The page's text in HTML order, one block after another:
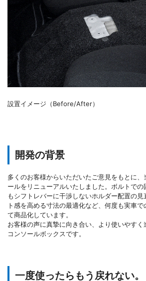
設置イメージ（Before/After）
開発の背景
多くのお客様からいただいたご意見をもとに、
ールをリニューアルいたしました。ボルトで
もシフトレバーに干渉しないホルダー配置の
ト感を高める寸法の最適化など、何度も実車
て商品化しています。
お客様の声に真摯に向き合い、より使いやす
コンソールボックスです。
一度使ったらもう戻れない。